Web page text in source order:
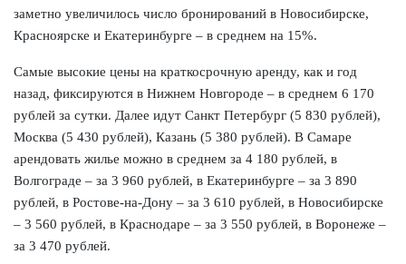
заметно увеличилось число бронирований в Новосибирске,
Красноярске и Екатеринбурге – в среднем на 15%.
Самые высокие цены на краткосрочную аренду, как и год
назад, фиксируются в Нижнем Новгороде – в среднем 6 170
рублей за сутки. Далее идут Санкт Петербург (5 830 рублей),
Москва (5 430 рублей), Казань (5 380 рублей). В Самаре
арендовать жилье можно в среднем за 4 180 рублей, в
Волгограде – за 3 960 рублей, в Екатеринбурге – за 3 890
рублей, в Ростове-на-Дону – за 3 610 рублей, в Новосибирске
– 3 560 рублей, в Краснодаре – за 3 550 рублей, в Воронеже –
за 3 470 рублей.